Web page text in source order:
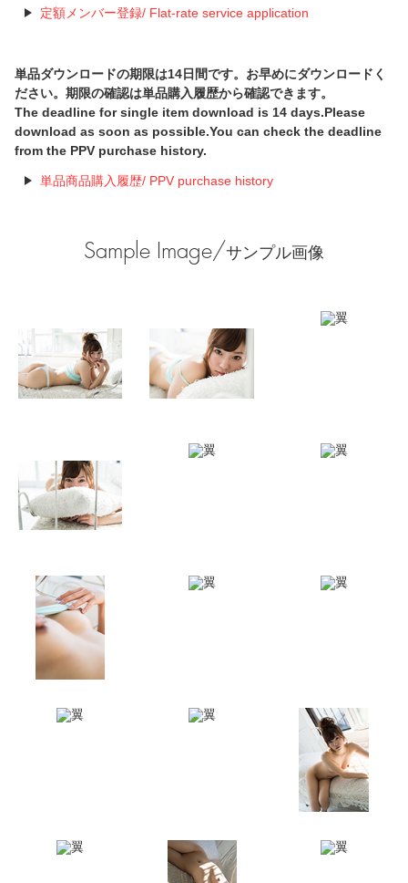
定額メンバー登録/ Flat-rate service application
単品ダウンロードの期限は14日間です。お早めにダウンロードく
ださい。期限の確認は単品購入履歴から確認できます。
The deadline for single item download is 14 days.Please
download as soon as possible.You can check the deadline
from the PPV purchase history.
単品商品購入履歴/ PPV purchase history
Sample Image/サンプル画像